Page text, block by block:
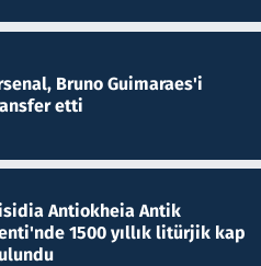
Bruno Guimaraes'i
etti
Antiokheia Antik
1500 yıllık litürjik kap